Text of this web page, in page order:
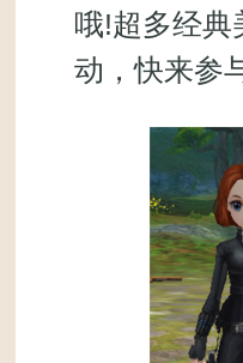
哦!超多经
动，快来参